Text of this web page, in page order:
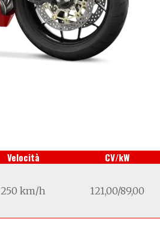
Velocità CV/kW
250 km/h 121,00/89,00